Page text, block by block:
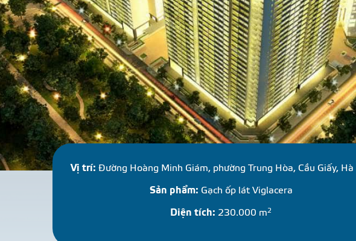
NG TRÌNH
HƯƠNG MẠI
Vị trí: Đường Hoàng Minh Giám, phường Trung Hòa, Cầu Giấy, Hà
Sản phẩm: Gạch ốp lát Viglacera
Diện tích: 230.000 m2